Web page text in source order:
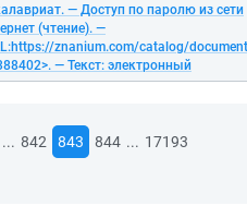
— Доступ по паролю из сети
(чтение). —
znanium.com/catalog/
— Текст: электронный
... 842 843 844 ... 17193